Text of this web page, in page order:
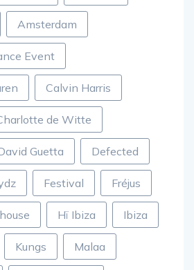
Amsterdam
Event
Calvin Harris
de Witte
Guetta Defected
Festival Fréjus
house Hï Ibiza Ibiza
Kungs Malaa